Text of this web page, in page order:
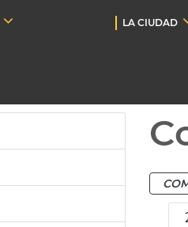
LA CIUDAD